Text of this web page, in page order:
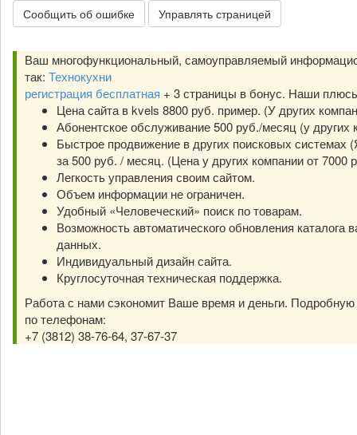
Сообщить об ошибке Управлять страницей
Ваш многофункциональный, самоуправляемый
так: Технокухни
регистрация бесплатная + 3 страницы в бонус. Наши
Цена сайта в kvels 8800 руб. пример. (У других
Абонентское обслуживание 500 руб./месяц (у других
Быстрое продвижение в других поисковых системах
за 500 руб. / месяц. (Цена у других компании от 7000
Легкость управления своим сайтом.
Объем информации не ограничен.
Удобный «Человеческий» поиск по товарам.
Возможность автоматического обновления каталога
данных.
Индивидуальный дизайн сайта.
Круглосуточная техническая поддержка.
Работа с нами сэкономит Ваше время и деньги.
по телефонам:
+7 (3812) 38-76-64, 37-67-37